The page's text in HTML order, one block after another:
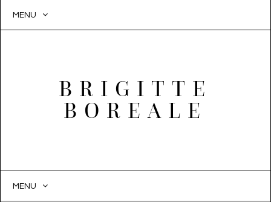
MENU
BRIGITTE
BOREALE
MENU